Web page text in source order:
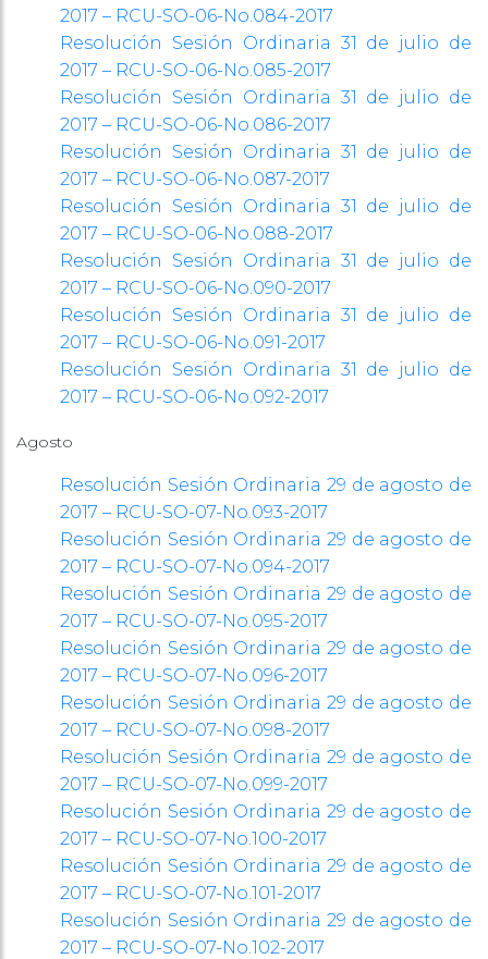
2017 – RCU-SO-06-No.084-2017
Resolución Sesión Ordinaria 31 de julio de
2017 – RCU-SO-06-No.085-2017
Resolución Sesión Ordinaria 31 de julio de
2017 – RCU-SO-06-No.086-2017
Resolución Sesión Ordinaria 31 de julio de
2017 – RCU-SO-06-No.087-2017
Resolución Sesión Ordinaria 31 de julio de
2017 – RCU-SO-06-No.088-2017
Resolución Sesión Ordinaria 31 de julio de
2017 – RCU-SO-06-No.090-2017
Resolución Sesión Ordinaria 31 de julio de
2017 – RCU-SO-06-No.091-2017
Resolución Sesión Ordinaria 31 de julio de
2017 – RCU-SO-06-No.092-2017
Agosto
Resolución Sesión Ordinaria 29 de agosto de
2017 – RCU-SO-07-No.093-2017
Resolución Sesión Ordinaria 29 de agosto de
2017 – RCU-SO-07-No.094-2017
Resolución Sesión Ordinaria 29 de agosto de
2017 – RCU-SO-07-No.095-2017
Resolución Sesión Ordinaria 29 de agosto de
2017 – RCU-SO-07-No.096-2017
Resolución Sesión Ordinaria 29 de agosto de
2017 – RCU-SO-07-No.098-2017
Resolución Sesión Ordinaria 29 de agosto de
2017 – RCU-SO-07-No.099-2017
Resolución Sesión Ordinaria 29 de agosto de
2017 – RCU-SO-07-No.100-2017
Resolución Sesión Ordinaria 29 de agosto de
2017 – RCU-SO-07-No.101-2017
Resolución Sesión Ordinaria 29 de agosto de
2017 – RCU-SO-07-No.102-2017